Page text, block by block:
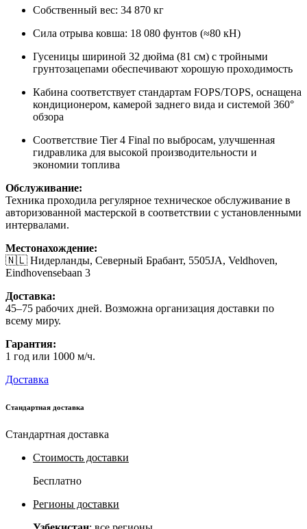
Собственный вес: 34 870 кг
Сила отрыва ковша: 18 080 фунтов (≈80 кН)
Гусеницы шириной 32 дюйма (81 см) с тройными
грунтозацепами обеспечивают хорошую проходимость
Кабина соответствует стандартам FOPS/TOPS, оснащена
кондиционером, камерой заднего вида и системой 360°
обзора
Соответствие Tier 4 Final по выбросам, улучшенная
гидравлика для высокой производительности и
экономии топлива
Обслуживание:
Техника проходила регулярное техническое обслуживание в
авторизованной мастерской в соответствии с установленными
интервалами.
Местонахождение:
🇳🇱 Нидерланды, Северный Брабант, 5505JA, Veldhoven,
Eindhovensebaan 3
Доставка:
45–75 рабочих дней. Возможна организация доставки по
всему миру.
Гарантия:
1 год или 1000 м/ч.
Доставка
Стандартная доставка
Стандартная доставка
Стоимость доставки
Бесплатно
Регионы доставки